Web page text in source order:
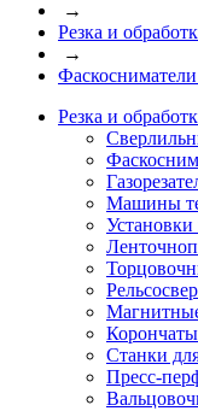
→
Резка и
→
Резка и
Машины
Станки
Пресс-